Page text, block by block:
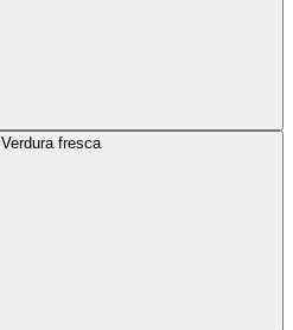
Verdura fresca